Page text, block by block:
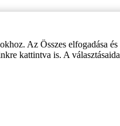
Az Összes elfogadása és
kattintva is. A